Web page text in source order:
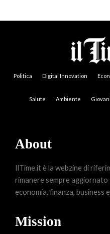
Politica Digital Innovation
Salute Ambiente Giovani
About
IlTime.it è la webzine di
rimanere sempre aggiornato
economia, finanza, business
Mission